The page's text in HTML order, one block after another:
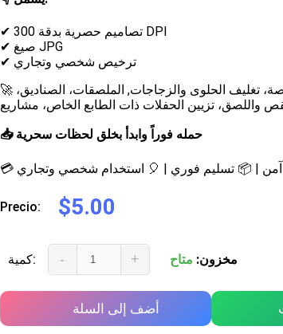
✔ تصاميم حصرية بدقة 300 DPI
✔ صيغ JPG
✔ ترخيص شخصي وتجاري
🚀 مثالي لإنشاء دعوات مخصصة، تغليف الحلوى والزجاجات, الملصقات، الصناديق،
📥 حمله فوراً وابدأ بخلق لحظات سحرية
آمن | 📦 تسليم فوري | 🎈 استخدام شخصي وتجاري
Precio: $5.00
كمية: - + مخزون: متاح
أضف إلى السلة